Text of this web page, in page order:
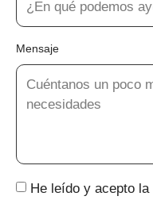
Mensaje
He leído y acepto la